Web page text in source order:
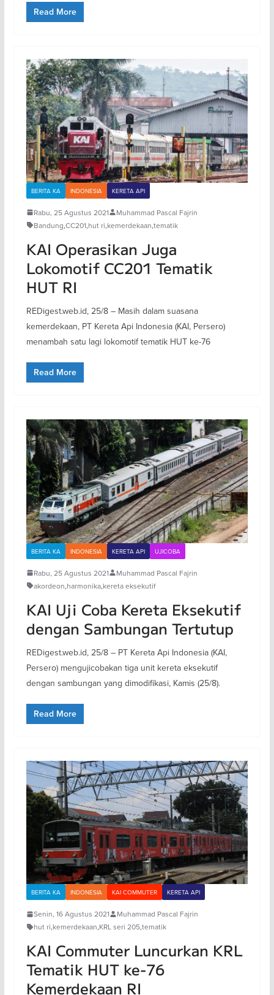
Read More
BERITA KA INDONESIA KERETA API
Rabu, 25 Agustus 2021
Muhammad Pascal Fajrin
Bandung,CC201,hut ri,kemerdekaan,tematik
KAI Operasikan Juga
Lokomotif CC201 Tematik
HUT RI
REDigest.web.id, 25/8 – Masih dalam suasana
kemerdekaan, PT Kereta Api Indonesia (KAI, Persero)
menambah satu lagi lokomotif tematik HUT ke-76
Read More
BERITA KA INDONESIA KERETA API UJICOBA
Rabu, 25 Agustus 2021
Muhammad Pascal Fajrin
akordeon,harmonika,kereta eksekutif
KAI Uji Coba Kereta Eksekutif
dengan Sambungan Tertutup
REDigest.web.id, 25/8 – PT Kereta Api Indonesia (KAI,
Persero) mengujicobakan tiga unit kereta eksekutif
dengan sambungan yang dimodifikasi, Kamis (25/8).
Read More
BERITA KA INDONESIA KAI COMMUTER KERETA API
Senin, 16 Agustus 2021
Muhammad Pascal Fajrin
hut ri,kemerdekaan,KRL seri 205,tematik
KAI Commuter Luncurkan KRL
Tematik HUT ke-76
Kemerdekaan RI